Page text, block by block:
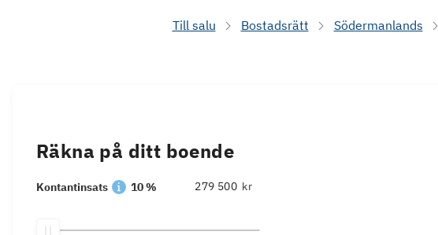
Till salu Bostadsrätt Södermanlands
Räkna på ditt boende
Kontantinsats 10 % kr